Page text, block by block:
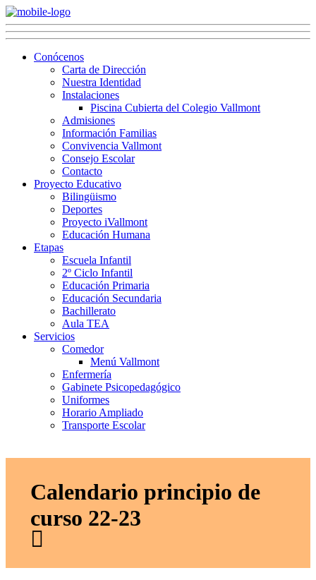
Conócenos
Carta de Dirección
Nuestra Identidad
Instalaciones
Piscina Cubierta del Colegio Vallmont
Admisiones
Información Familias
Convivencia Vallmont
Consejo Escolar
Contacto
Proyecto Educativo
Bilingüismo
Deportes
Proyecto iVallmont
Educación Humana
Etapas
Escuela Infantil
2º Ciclo Infantil
Educación Primaria
Educación Secundaria
Bachillerato
Aula TEA
Servicios
Comedor
Menú Vallmont
Enfermería
Gabinete Psicopedagógico
Uniformes
Horario Ampliado
Transporte Escolar
Calendario principio de
curso 22-23